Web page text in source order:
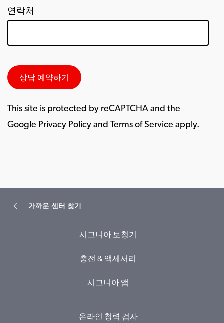
연락처
This site is protected by reCAPTCHA and the
Google Privacy Policy and Terms of Service apply.
가까운 센터 찾기
시그니아 보청기
충전 & 액세서리
시그니아 앱
온라인 청력 검사